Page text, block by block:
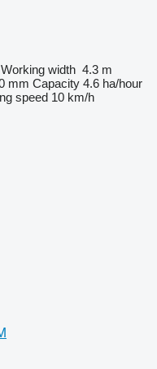
Working width 4.3 m
mm Capacity 4.6 ha/hour
speed 10 km/h